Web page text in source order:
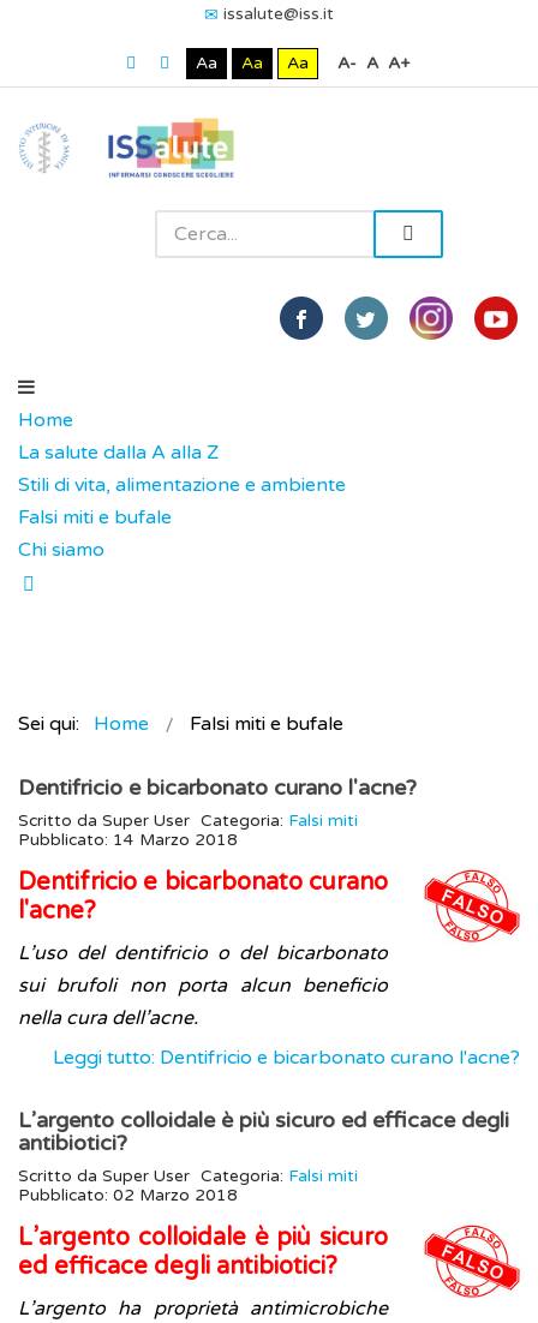
issalute@iss.it
Aa Aa Aa A- A A+
Home
La salute dalla A alla Z
Stili di vita, alimentazione e ambiente
Falsi miti e bufale
Chi siamo
Sei qui: Home Falsi miti e bufale
Dentifricio e bicarbonato curano l'acne?
Scritto da Super User Categoria: Falsi miti
Pubblicato: 14 Marzo 2018
Dentifricio e bicarbonato curano
l'acne?
L’uso del dentifricio o del bicarbonato
sui brufoli non porta alcun beneficio
nella cura dell’acne.
Leggi tutto: Dentifricio e bicarbonato curano l'acne?
L’argento colloidale è più sicuro ed efficace degli
antibiotici?
Scritto da Super User Categoria: Falsi miti
Pubblicato: 02 Marzo 2018
L’argento colloidale è più sicuro
ed efficace degli antibiotici?
L’argento ha proprietà antimicrobiche